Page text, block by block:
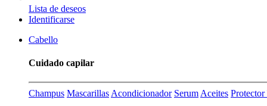
Lista de deseos
Identificarse
Cabello
Cuidado capilar
Champus Mascarillas Acondicionador Serum Aceites